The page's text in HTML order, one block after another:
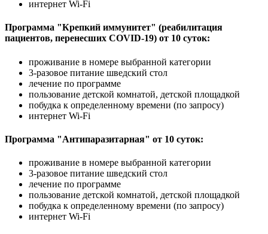
интернет Wi-Fi
Программа "Крепкий иммунитет" (реабилитация
пациентов, перенесших COVID-19) от 10 суток:
проживание в номере выбранной категории
3-разовое питание шведский стол
лечение по программе
пользование детской комнатой, детской площадкой
побудка к определенному времени (по запросу)
интернет Wi-Fi
Программа "Антипаразитарная" от 10 суток:
проживание в номере выбранной категории
3-разовое питание шведский стол
лечение по программе
пользование детской комнатой, детской площадкой
побудка к определенному времени (по запросу)
интернет Wi-Fi